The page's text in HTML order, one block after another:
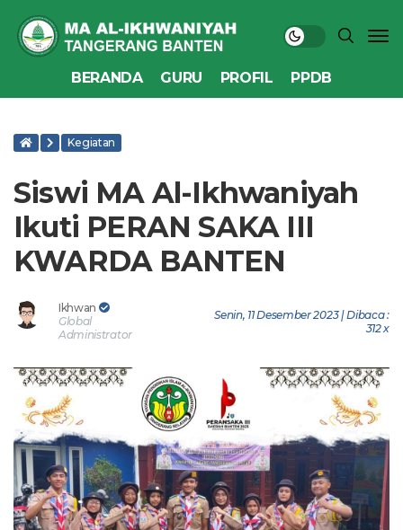
BERANDA GURU PROFIL PPDB
Kegiatan
Siswi MA Al-Ikhwaniyah
Ikuti PERAN SAKA III
KWARDA BANTEN
Ikhwan
Global
Administrator
Senin, 11 Desember 2023 | Dibaca :
312 x